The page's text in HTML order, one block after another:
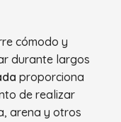
cómodo y
durante largos
proporciona
de realizar
arena y otros